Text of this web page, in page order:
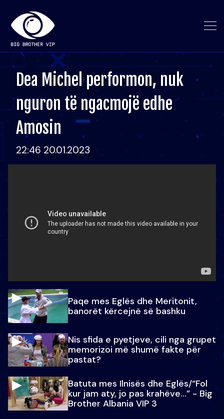
Dea Michel performon, nuk
nguron të ngacmojë edhe
Amosin
22:46 20.01.2023
Paqe mes Eglës dhe Meritonit,
banorët kërcejnë së bashku
Nis sfida e pyetjeve, cili nga grupet
memorizoi më shumë fakte për
pastat?
Batuta mes Ilnisës dhe Eglës/“Fol
kur jam aty, jo pas krahëve…” - Big
Brother Albania VIP 3